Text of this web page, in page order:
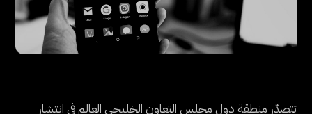
تتصدّر منطقة دول مجلس التعاون الخليجي العالم في انتشار